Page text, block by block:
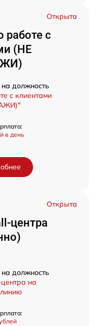
Открыта
с
(НЕ
должность
с клиентами
в день
Открыта
центра
должность
на